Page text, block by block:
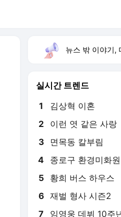
뉴스 밖 이야기, 다
실시간 트렌드
1 김상혁 이혼
2 이런 엿 같은 사랑
3 면목동 칼부림
4 종로구 환경미화
5 황희 버스 하우스
6 재벌 형사 시즌2
7 임영웅 데뷔 10주